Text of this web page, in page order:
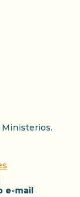
Ministerios.
e-mail